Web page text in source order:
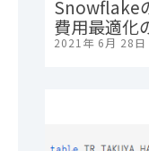
Snowflake
費用最適化
2021年 6月 28日